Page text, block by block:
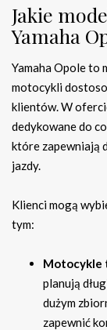
Jakie
Yamaha
Yamaha Opole to
motocykli
klientów. W
dedykowane do
które zapewniają
jazdy.
Klienci mogą
tym:
Motocykle
planują
dużym
zapewnić